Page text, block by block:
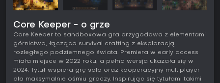
Core Keeper - o grze
Core Keeper to sandboxowa gra przygodowa z elementami
górnictwa, łącząca survival crafting z eksploracją
rozległego podziemnego świata. Premiera w early access
miała miejsce w 2022 roku, a pełna wersja ukazała się w
2024. Tytuł wspiera grę solo oraz kooperacyjny multiplayer
dla maksymalnie ośmiu graczy. Inspirując się tytułami takimi